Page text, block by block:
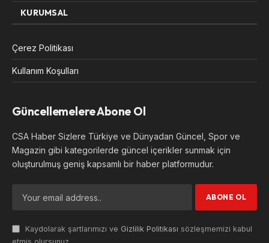
KURUMSAL
Çerez Politikası
Kullanım Koşulları
Güncellemelere Abone Ol
CSA Haber Sizlere Türkiye ve Dünyadan Güncel, Spor ve
Magazin gibi kategorilerde güncel içerikler sunmak için
oluşturulmuş geniş kapsamlı bir haber platformudur.
Kaydolarak şartlarımızı ve Gizlilik Politikası sözleşmemizi kabul